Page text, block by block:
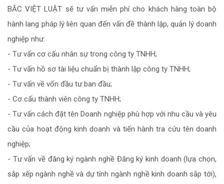
BẮC VIỆT LUẬT sẽ tư vấn miễn phí cho khách hàng toàn bộ
hành lang pháp lý liên quan đến vấn đề thành lập, quản lý doanh
nghiệp như:
- Tư vấn cơ cấu nhân sự trong công ty TNHH;
- Tư vấn hồ sơ tài liệu chuẩn bị thành lập công ty TNHH;
- Tư vấn về vốn đầu tư ban đầu;
- Cơ cấu thành viên công ty TNHH;
- Tư vấn cách đặt tên Doanh nghiệp phù hợp với nhu cầu và yêu
cầu của hoạt động kinh doanh và tiến hành tra cứu tên doanh
nghiệp;
- Tư vấn về đăng ký ngành nghề Đăng ký kinh doanh (lựa chọn,
sắp xếp ngành nghề và dự tính ngành nghề kinh doanh sắp tới),